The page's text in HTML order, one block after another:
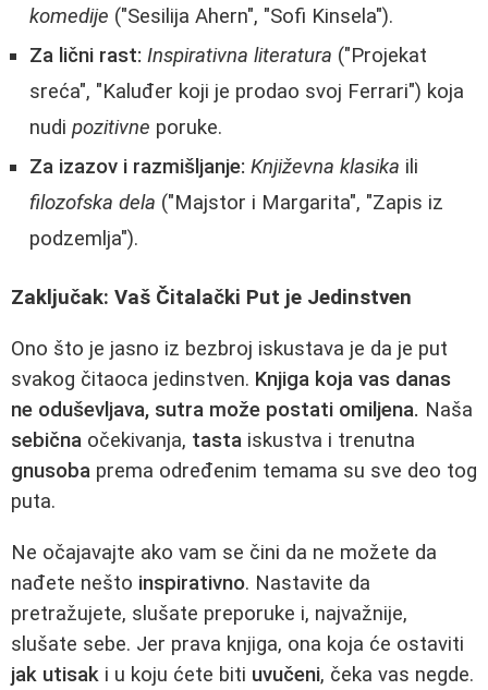
komedije ("Sesilija Ahern", "Sofi Kinsela").
Za lični rast: Inspirativna literatura ("Projekat
sreća", "Kaluđer koji je prodao svoj Ferrari") koja
nudi pozitivne poruke.
Za izazov i razmišljanje: Književna klasika ili
filozofska dela ("Majstor i Margarita", "Zapis iz
podzemlja").
Zaključak: Vaš Čitalački Put je Jedinstven
Ono što je jasno iz bezbroj iskustava je da je put
svakog čitaoca jedinstven. Knjiga koja vas danas
ne oduševljava, sutra može postati omiljena. Naša
sebična očekivanja, tasta iskustva i trenutna
gnusoba prema određenim temama su sve deo tog
puta.
Ne očajavajte ako vam se čini da ne možete da
nađete nešto inspirativno. Nastavite da
pretražujete, slušate preporuke i, najvažnije,
slušate sebe. Jer prava knjiga, ona koja će ostaviti
jak utisak i u koju ćete biti uvučeni, čeka vas negde.